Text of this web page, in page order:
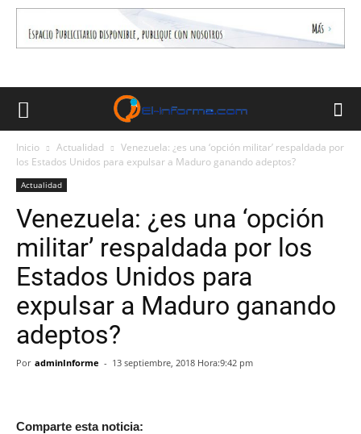
Inicio Actualidad
Venezuela: ¿es una ‘opción militar’ respaldada por
los Estados Unidos para expulsar a Maduro ganando adeptos?
Actualidad
Venezuela: ¿es una ‘opción
militar’ respaldada por los
Estados Unidos para
expulsar a Maduro ganando
adeptos?
Por adminInforme - 13 septiembre, 2018 Hora:9:42 pm
Comparte esta noticia: